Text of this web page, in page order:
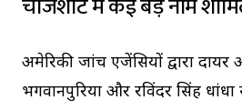
चार्जशीट में कई बड़े नाम
अमेरिकी जांच एजेंसियों द्वारा दायर
भगवानपुरिया और रविंदर सिंह